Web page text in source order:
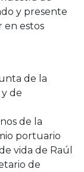
y presente
en estos
de la
de
de la
portuario
vida de Raúl
de